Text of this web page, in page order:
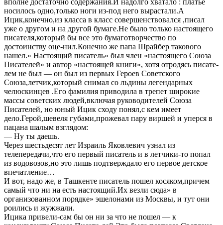
носилось одно,только ноги из-под него вырастали.А
Ицик,конечно,из класса в класс совершенствовался ,писал
уже о другом и на другой бумаге.Не было только настоящего
писателя,который бы все это бумаготворчество по
достоинству оце-нил.Конечно же папа Шрайбер такового
нашел.» Настоящий писатель» был член «настоящего Союза
Писателей» и автор «настоящей книги», хотя отродясь писате-
лем не был — он был из первых Героев Советского
Союза,летчик,который снимал со льдины легендарных
челюскинцев .Его фамилия приводила в трепет широкие
массы советских людей,включая руководителей Союза
Писателей, но юный Ицик сходу понял,с кем имеет
дело.Герой,шевеля губами,прожевал пару виршей и уперся в
пацана шалым взглядом:
— Ну ты даешь.
Через шестьдесят лет Израиль Яковлевич узнал из
телепередачи,что его первый писатель и в летчики-то попал
из водовозов,но это лишь подтверждало его первое детское
впечатление…
И вот, надо же, в Ташкенте писатель пошел косяком,причем
самый что ни на есть настоящий.Их везли сюда» в
организованном порядке» эшелонами из Москвы, и тут они
роились и жужжали.
Ицика привели-сам бы он ни за что не пошел — к